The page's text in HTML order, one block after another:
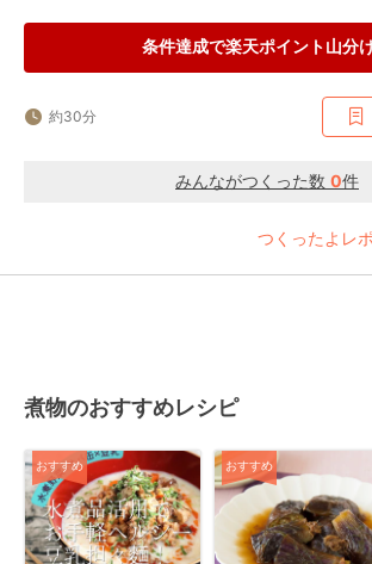
条件達成で楽天ポイント山分
約30分
みんながつくった数 0件
つくったよレ
煮物のおすすめレシピ
おすすめ おすすめ